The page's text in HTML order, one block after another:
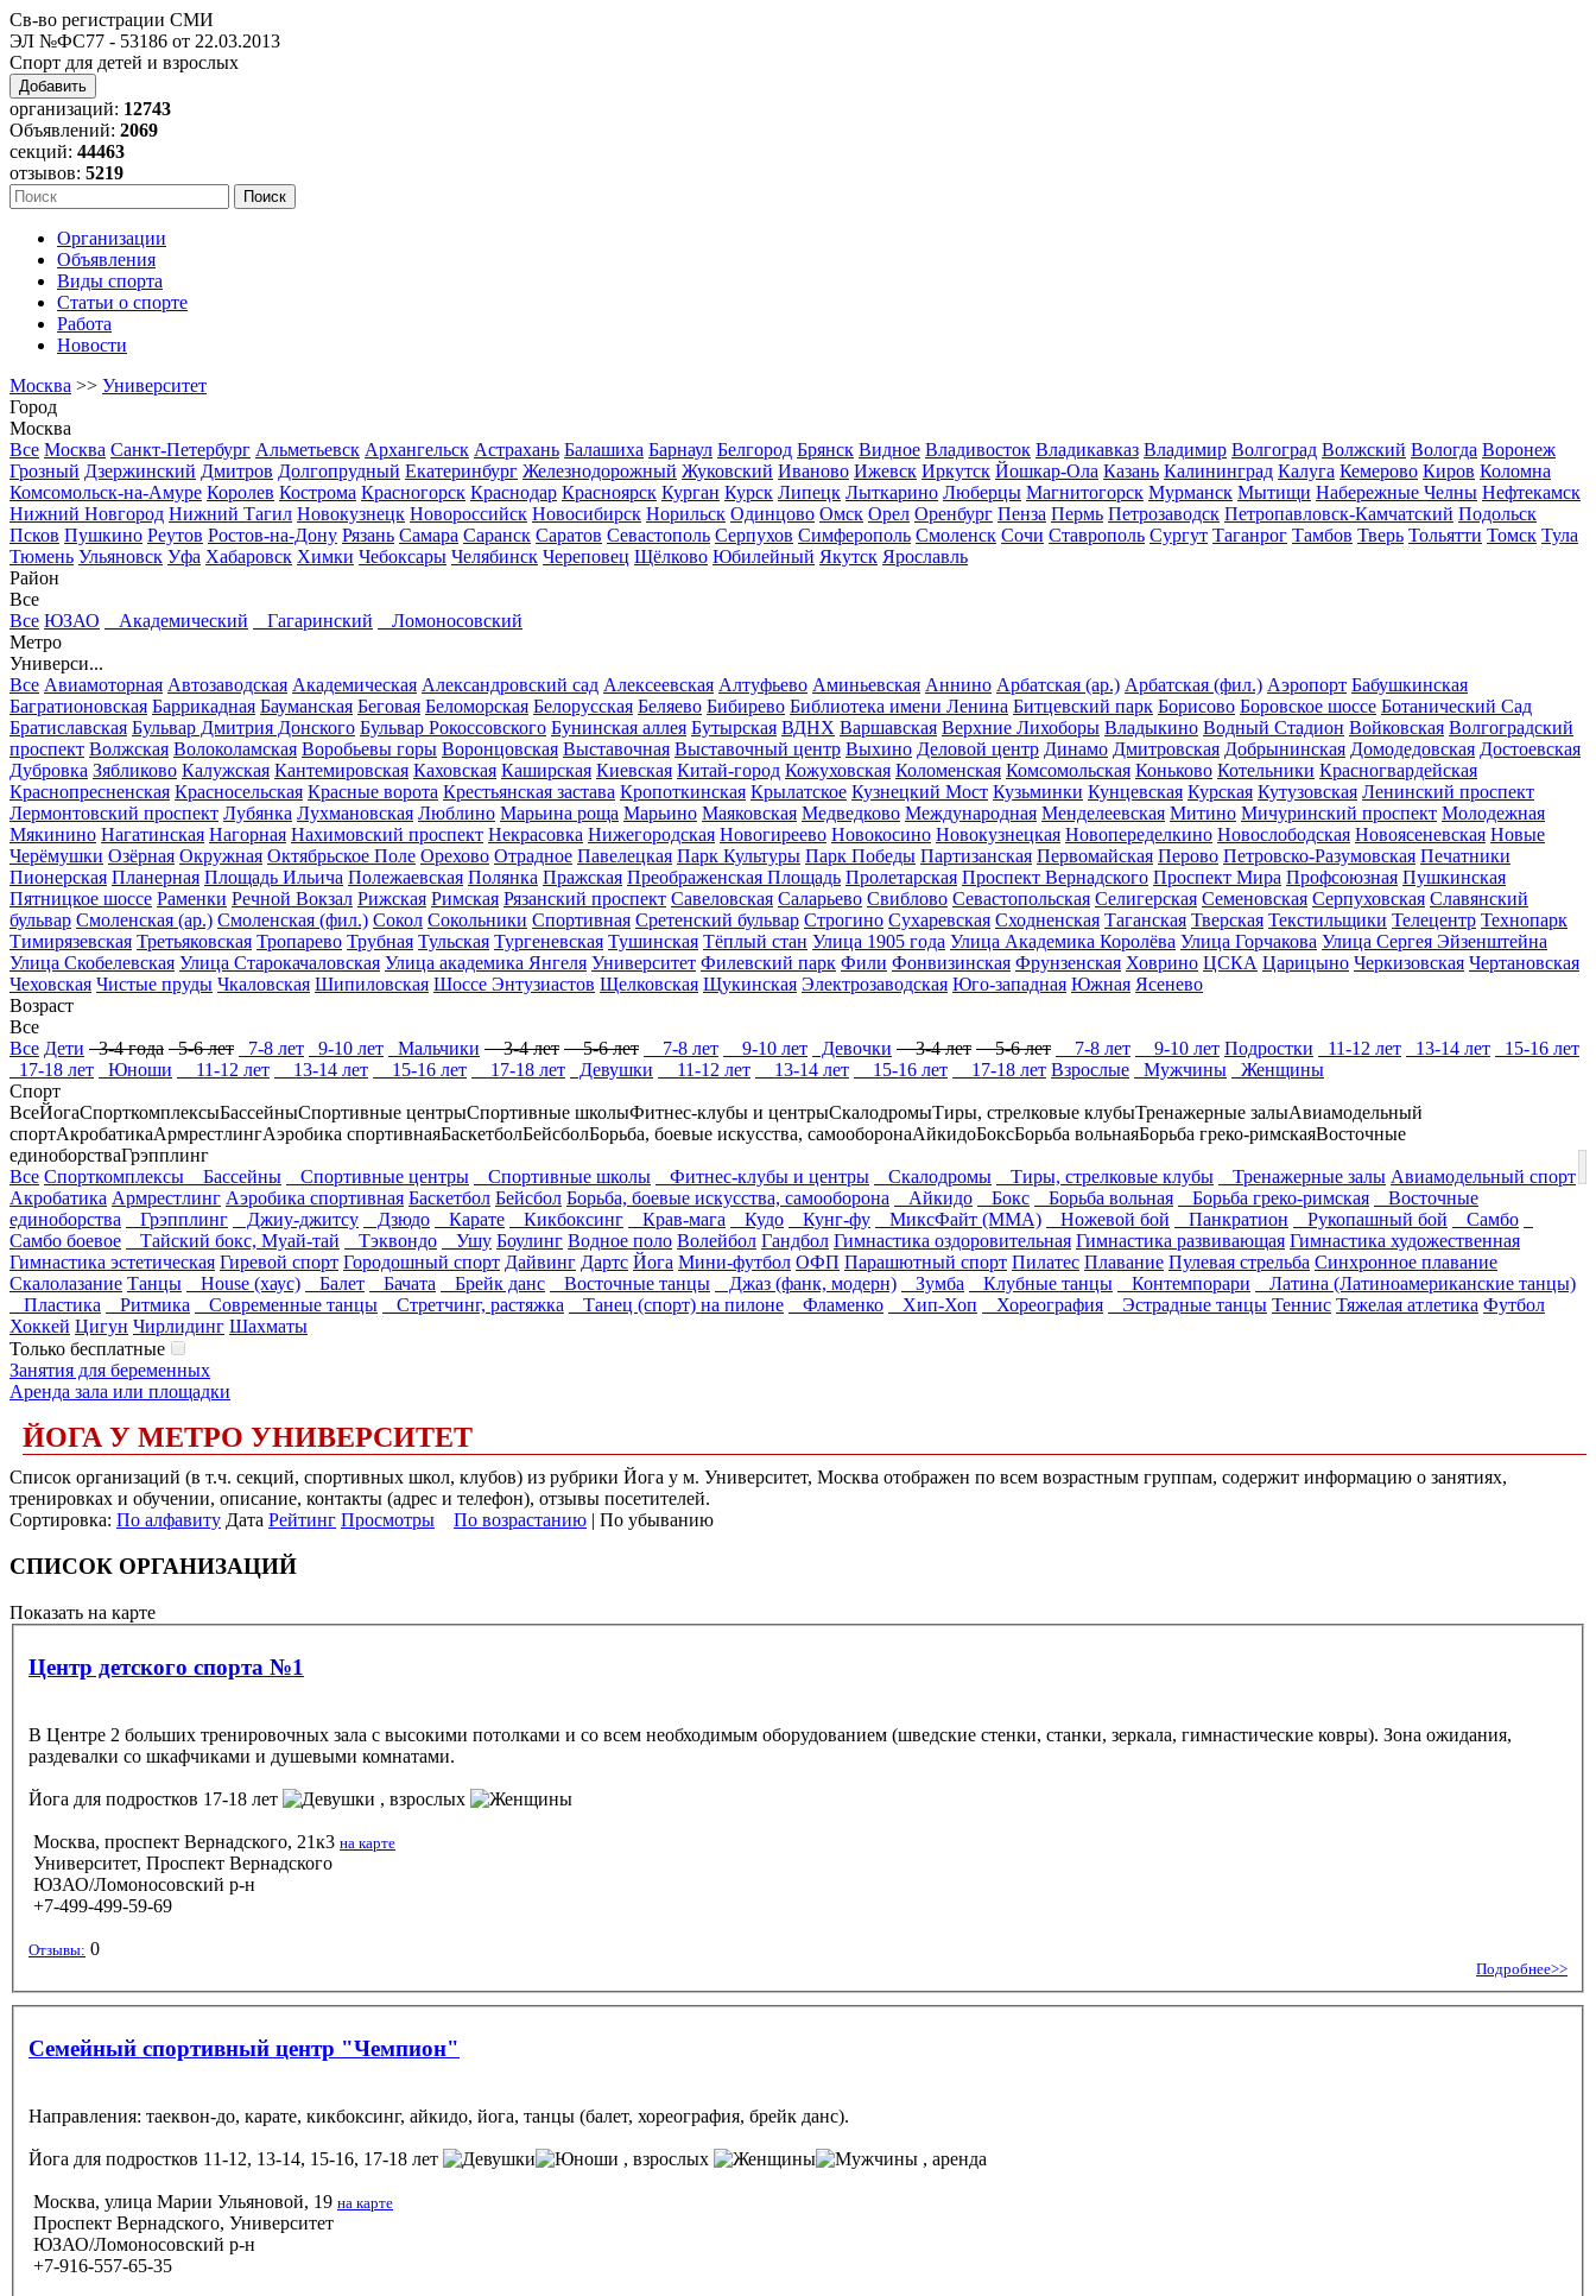
Св-во регистрации СМИ
ЭЛ №ФС77 - 53186 от 22.03.2013
Спорт для детей и взрослых
Добавить
организаций: 12743
Объявлений: 2069
секций: 44463
отзывов: 5219
Организации
Объявления
Виды спорта
Статьи о спорте
Работа
Новости
Москва >> Университет
Город
Москва
Все Москва Санкт-Петербург Альметьевск Архангельск Астрахань Балашиха Барнаул Белгород Брянск Видное Владивосток Владикавказ Владимир Волгоград Волжский Вологда Воронеж
Грозный Дзержинский Дмитров Долгопрудный Екатеринбург Железнодорожный Жуковский Иваново Ижевск Иркутск Йошкар-Ола Казань Калининград Калуга Кемерово Киров Коломна
Комсомольск-на-Амуре Королев Кострома Красногорск Краснодар Красноярск Курган Курск Липецк Лыткарино Люберцы Магнитогорск Мурманск Мытищи Набережные Челны Нефтекамск
Нижний Новгород Нижний Тагил Новокузнецк Новороссийск Новосибирск Норильск Одинцово Омск Орел Оренбург Пенза Пермь Петрозаводск Петропавловск-Камчатский Подольск
Псков Пушкино Реутов Ростов-на-Дону Рязань Самара Саранск Саратов Севастополь Серпухов Симферополь Смоленск Сочи Ставрополь Сургут Таганрог Тамбов Тверь Тольятти Томск Тула
Тюмень Ульяновск Уфа Хабаровск Химки Чебоксары Челябинск Череповец Щёлково Юбилейный Якутск Ярославль
Район
Все
Все ЮЗАО Академический Гагаринский
Ломоносовский
Метро
Универси...
Все Авиамоторная Автозаводская Академическая Александровский сад Алексеевская Алтуфьево Аминьевская Аннино Арбатская (ар.) Арбатская (фил.) Аэропорт Бабушкинская
Багратионовская Баррикадная Бауманская Беговая Беломорская Белорусская Беляево Бибирево Библиотека имени Ленина Битцевский парк Борисово Боровское шоссе Ботанический Сад
Братиславская Бульвар Дмитрия Донского Бульвар Рокоссовского Бунинская аллея Бутырская ВДНХ Варшавская Верхние Лихоборы Владыкино Водный Стадион Войковская Волгоградский
проспект Волжская Волоколамская Воробьевы горы Воронцовская Выставочная Выставочный центр Выхино Деловой центр Динамо Дмитровская Добрынинская Домодедовская Достоевская
Дубровка Зябликово Калужская Кантемировская Каховская Каширская Киевская Китай-город Кожуховская Коломенская Комсомольская Коньково Котельники Красногвардейская
Краснопресненская Красносельская Красные ворота Крестьянская застава Кропоткинская Крылатское Кузнецкий Мост Кузьминки Кунцевская Курская Кутузовская Ленинский проспект
Лермонтовский проспект Лубянка Лухмановская Люблино Марьина роща Марьино Маяковская Медведково Международная Менделеевская Митино Мичуринский проспект Молодежная
Мякинино Нагатинская Нагорная Нахимовский проспект Некрасовка Нижегородская Новогиреево Новокосино Новокузнецкая Новопеределкино Новослободская Новоясеневская Новые
Черёмушки Озёрная Окружная Октябрьское Поле Орехово Отрадное Павелецкая Парк Культуры Парк Победы Партизанская Первомайская Перово Петровско-Разумовская Печатники
Пионерская Планерная Площадь Ильича Полежаевская Полянка Пражская Преображенская Площадь Пролетарская Проспект Вернадского Проспект Мира Профсоюзная Пушкинская
Пятницкое шоссе Раменки Речной Вокзал Рижская Римская Рязанский проспект Савеловская Саларьево Свиблово Севастопольская Селигерская Семеновская Серпуховская Славянский
бульвар Смоленская (ар.) Смоленская (фил.) Сокол Сокольники Спортивная Сретенский бульвар Строгино Сухаревская Сходненская Таганская Тверская Текстильщики Телецентр Технопарк
Тимирязевская Третьяковская Тропарево Трубная Тульская Тургеневская Тушинская Тёплый стан Улица 1905 года Улица Академика Королёва Улица Горчакова Улица Сергея Эйзенштейна
Улица Скобелевская Улица Старокачаловская Улица академика Янгеля Университет Филевский парк Фили Фонвизинская Фрунзенская Ховрино ЦСКА Царицыно Черкизовская Чертановская
Чеховская Чистые пруды Чкаловская Шипиловская Шоссе Энтузиастов Щелковская Щукинская Электрозаводская Юго-западная Южная Ясенево
Возраст
Все
Все Дети 3-4 года 5-6 лет 7-8 лет 9-10 лет Мальчики 3-4 лет 5-6 лет 7-8 лет 9-10 лет Девочки 3-4 лет 5-6 лет 7-8 лет 9-10 лет Подростки 11-12 лет 13-14 лет
15-16 лет
17-18 лет
Юноши 11-12 лет 13-14 лет 15-16 лет 17-18 лет Девушки 11-12 лет 13-14 лет 15-16 лет 17-18 лет Взрослые Мужчины
Женщины
Спорт
ВсеЙогаСпорткомплексыБассейныСпортивные центрыСпортивные школыФитнес-клубы и центрыСкалодромыТиры, стрелковые клубыТренажерные залыАвиамодельный
спортАкробатикаАрмрестлингАэробика спортивнаяБаскетболБейсболБорьба, боевые искусства, самооборонаАйкидоБоксБорьба вольнаяБорьба греко-римскаяВосточные
единоборстваГрэпплинг
Все Спорткомплексы Бассейны Спортивные центры Спортивные школы Фитнес-клубы и центры Скалодромы Тиры, стрелковые клубы Тренажерные залы Авиамодельный спорт
Акробатика Армрестлинг Аэробика спортивная Баскетбол Бейсбол Борьба, боевые искусства, самооборона Айкидо Бокс Борьба вольная Борьба греко-римская
Восточные
единоборства
Грэпплинг Джиу-джитсу Дзюдо Карате Кикбоксинг Крав-мага Кудо Кунг-фу МиксФайт (ММА) Ножевой бой Панкратион Рукопашный бой
Самбо
Самбо боевое
Тайский бокс, Муай-тай Тэквондо Ушу Боулинг Водное поло Волейбол Гандбол Гимнастика оздоровительная Гимнастика развивающая Гимнастика художественная
Гимнастика эстетическая Гиревой спорт Городошный спорт Дайвинг Дартс Йога Мини-футбол ОФП Парашютный спорт Пилатес Плавание Пулевая стрельба Синхронное плавание
Скалолазание Танцы House (хаус) Балет Бачата Брейк данс Восточные танцы Джаз (фанк, модерн) Зумба Клубные танцы Контемпорари
Латина (Латиноамериканские танцы)
Пластика
Ритмика Современные танцы Стретчинг, растяжка Танец (спорт) на пилоне Фламенко Хип-Хоп Хореография Эстрадные танцы Теннис Тяжелая атлетика Футбол
Хоккей Цигун Чирлидинг Шахматы
Только бесплатные
Занятия для беременных
Аренда зала или площадки
ЙОГА У МЕТРО УНИВЕРСИТЕТ
Список организаций (в т.ч. секций, спортивных школ, клубов) из рубрики Йога у м. Университет, Москва отображен по всем возрастным группам, содержит информацию о занятиях,
тренировках и обучении, описание, контакты (адрес и телефон), отзывы посетителей.
Сортировка: По алфавиту Дата Рейтинг Просмотры По возрастанию | По убыванию
СПИСОК ОРГАНИЗАЦИЙ
Показать на карте
Центр детского спорта №1
В Центре 2 больших тренировочных зала с высокими потолками и со всем необходимым оборудованием (шведские стенки, станки, зеркала, гимнастические ковры). Зона ожидания,
раздевалки со шкафчиками и душевыми комнатами.
Йога для подростков 17-18 лет , взрослых
Москва, проспект Вернадского, 21к3 на карте
Университет, Проспект Вернадского
ЮЗАО/Ломоносовский р-н
+7-499-499-59-69
Отзывы: 0
Подробнее>>
Семейный спортивный центр "Чемпион"
Направления: таеквон-до, карате, кикбоксинг, айкидо, йога, танцы (балет, хореография, брейк данс).
Йога для подростков 11-12, 13-14, 15-16, 17-18 лет , взрослых , аренда
Москва, улица Марии Ульяновой, 19 на карте
Проспект Вернадского, Университет
ЮЗАО/Ломоносовский р-н
+7-916-557-65-35